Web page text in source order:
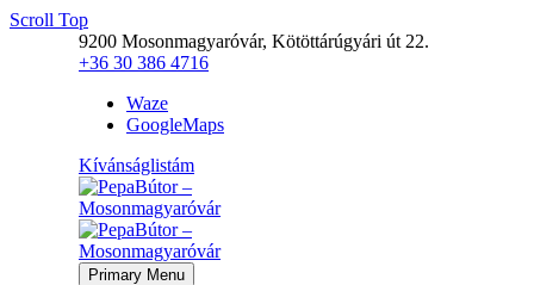
Scroll Top
9200 Mosonmagyaróvár, Kötöttárúgyári út 22.
+36 30 386 4716
Waze
GoogleMaps
Kívánságlistám
Primary Menu